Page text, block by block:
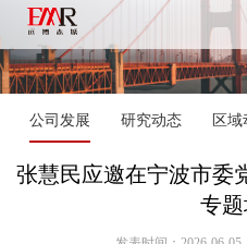
公司发展 研究动态 区
张慧民应邀在宁波市委
专题